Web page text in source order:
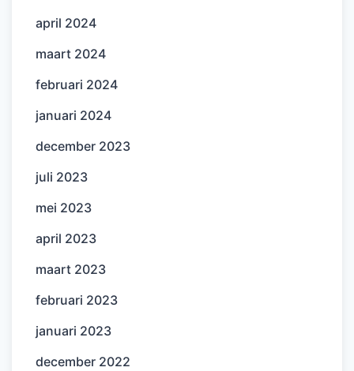
april 2024
maart 2024
februari 2024
januari 2024
december 2023
juli 2023
mei 2023
april 2023
maart 2023
februari 2023
januari 2023
december 2022